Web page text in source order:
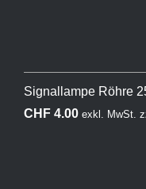
Signallampe Röhre
CHF4.00 exkl. MwSt.